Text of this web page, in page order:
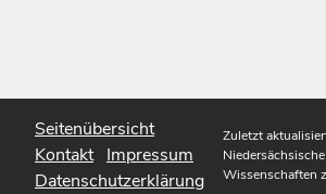
Seitenübersicht
Kontakt Impressum
Datenschutzerklärung
Zuletzt
Wissenschaften